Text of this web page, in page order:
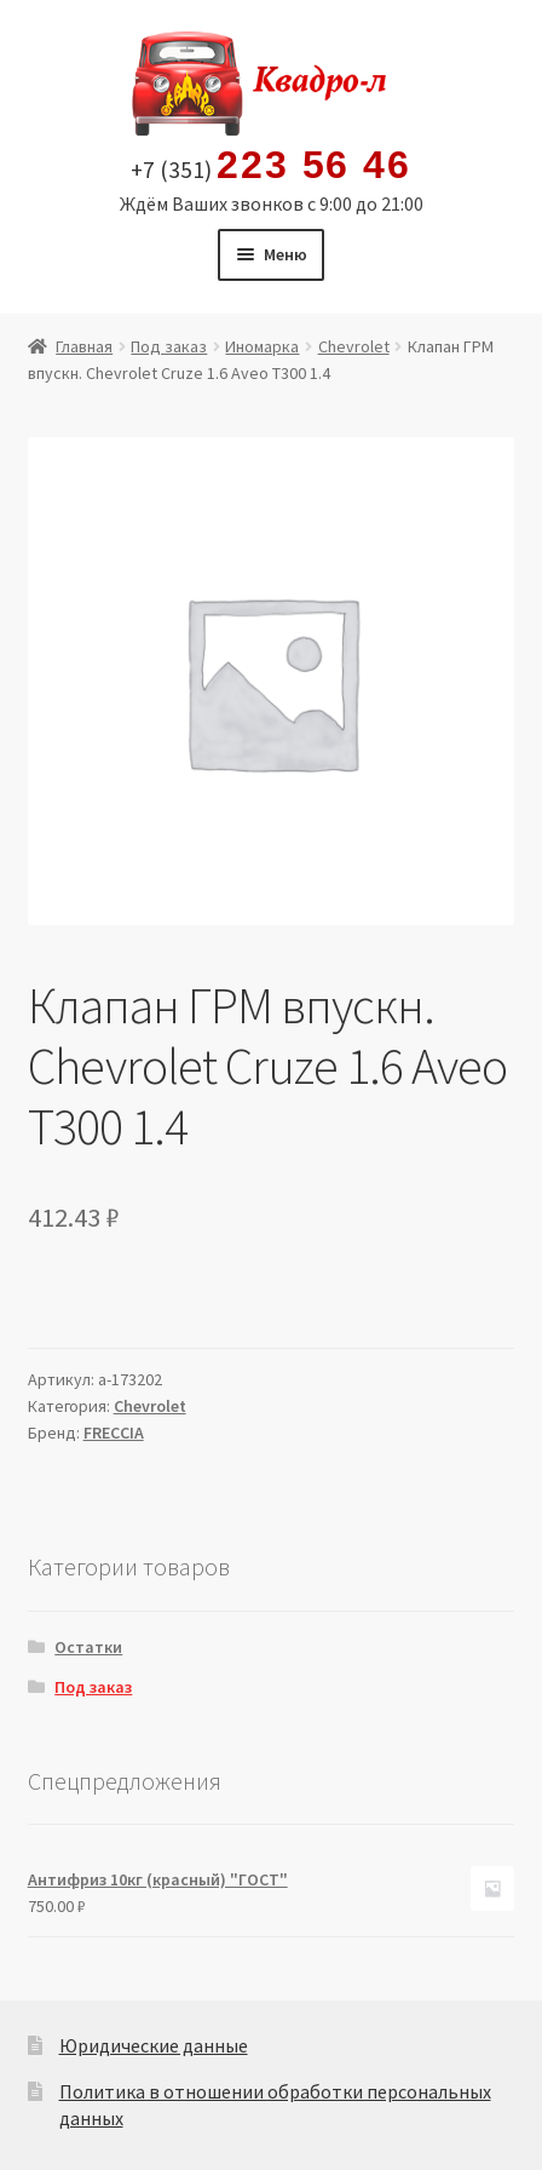
содержимому
+7 (351) 223 56 46
Ждём Ваших звонков с 9:00 до 21:00
Меню
Витрина
Юридические данные
Главная Под заказ Иномарка Chevrolet
Клапан ГРМ
впускн. Chevrolet Cruze 1.6 Aveo T300 1.4
Клапан ГРМ впускн.
Chevrolet Cruze 1.6 Aveo
T300 1.4
412.43 ₽
Артикул: a-173202
Категория: Chevrolet
Бренд: FRECCIA
Категории товаров
Остатки
Под заказ
Спецпредложения
Антифриз 10кг (красный) "ГОСТ"
750.00₽
Юридические данные
Политика в отношении обработки персональных
данных